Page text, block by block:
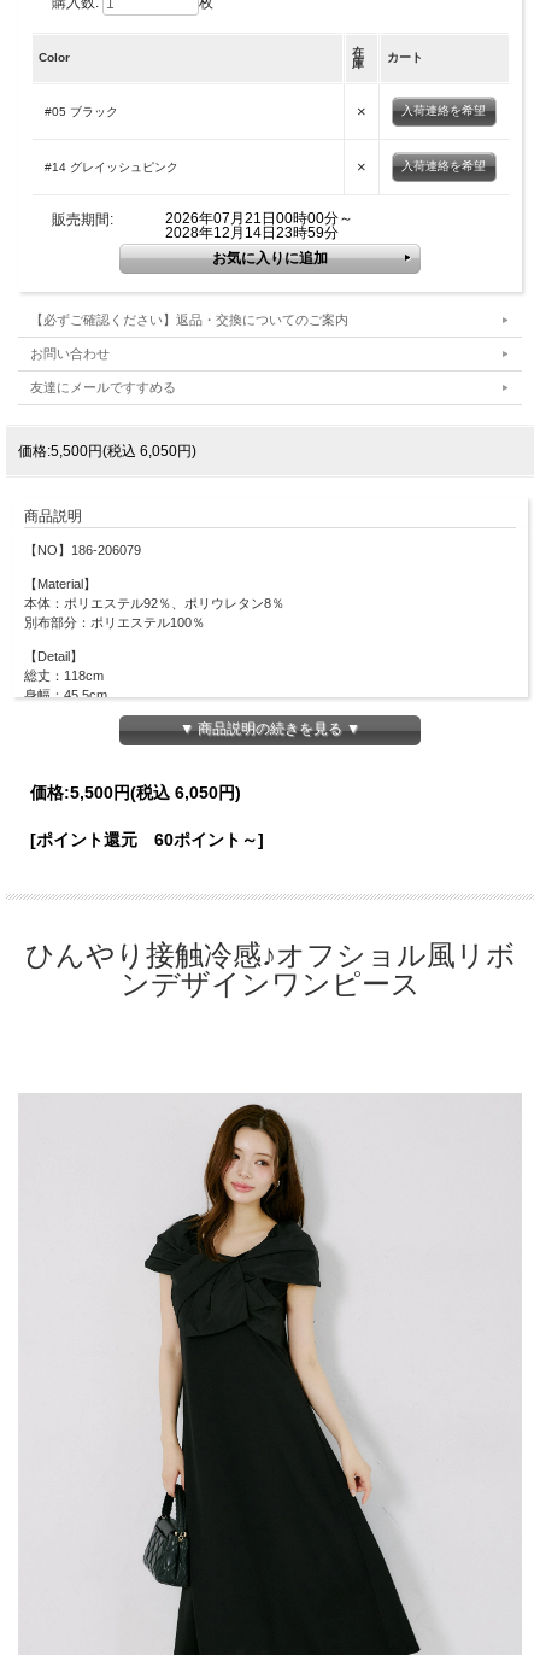
Color
在
庫
カート
#05 ブラック × 入荷連絡を希望
#14 グレイッシュピンク × 入荷連絡を希望
販売期間:
2026年07月21日00時00分～
2028年12月14日23時59分
【必ずご確認ください】返品・交換についてのご案内
お問い合わせ
友達にメールですすめる
価格:5,500円(税込 6,050円)
商品説明
【NO】186-206079
【Material】
本体：ポリエステル92％、ポリウレタン8％
別布部分：ポリエステル100％
【Detail】
総丈：118cm
身幅：45.5cm
※ファスナーなし
【Attention】サイズは平置きサイズとなりますので測り方により誤差が出る場合が
天候によりモデル画像と物撮り画像のカラーに違いある場合、物撮り画像の方が実
▼ 商品説明の続きを見る ▼
価格:5,500円(税込 6,050円)
[ポイント還元 60ポイント～]
ひんやり接触冷感♪オフショル風リボ
ンデザインワンピース